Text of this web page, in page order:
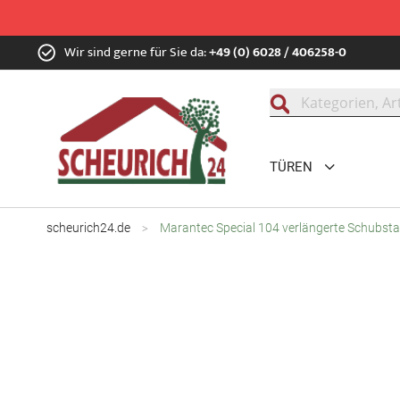
Zum
Inhalt Wir sind gerne für Sie da:+49 (0) 6028 / 406258-0
TÜREN
scheurich24.de Marantec Special 104 verlängerte